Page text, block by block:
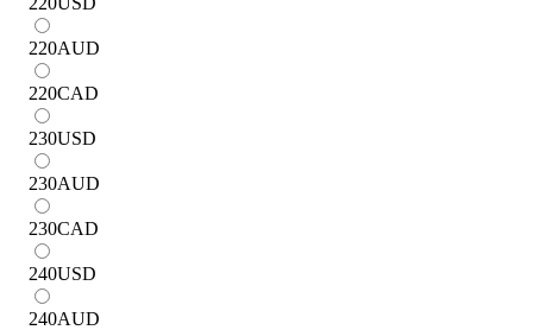
220AUD
220CAD
230USD
230AUD
230CAD
240USD
240AUD